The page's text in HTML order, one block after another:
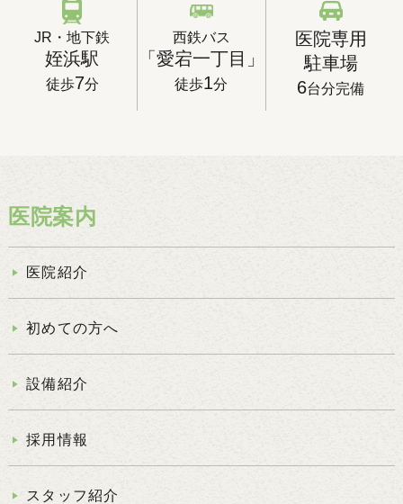
JR・地下鉄
姪浜駅
徒歩7分
西鉄バス
「愛宕一丁目」
徒歩1分
医院専用
駐車場
6台分完備
医院案内
医院紹介
初めての方へ
設備紹介
採用情報
スタッフ紹介